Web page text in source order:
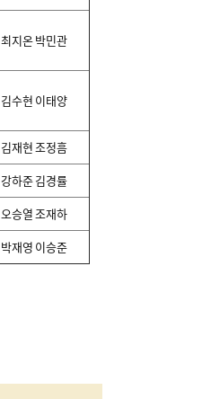
최지온 박민관
김수현 이태양
김재현 조정흠
강하준 김경률
오승열 조재하
박재영 이승준